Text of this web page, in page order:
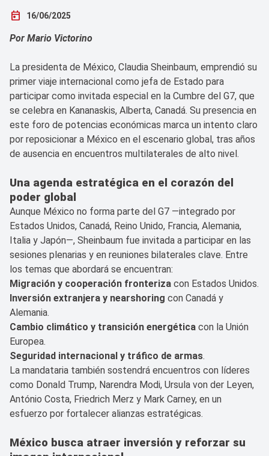
today 16/06/2025
Por Mario Victorino
La presidenta de México, Claudia Sheinbaum, emprendió su
primer viaje internacional como jefa de Estado para
participar como invitada especial en la Cumbre del G7, que
se celebra en Kananaskis, Alberta, Canadá. Su presencia en
este foro de potencias económicas marca un intento claro
por reposicionar a México en el escenario global, tras años
de ausencia en encuentros multilaterales de alto nivel.
Una agenda estratégica en el corazón del
poder global
Aunque México no forma parte del G7 —integrado por
Estados Unidos, Canadá, Reino Unido, Francia, Alemania,
Italia y Japón—, Sheinbaum fue invitada a participar en las
sesiones plenarias y en reuniones bilaterales clave. Entre
los temas que abordará se encuentran:
Migración y cooperación fronteriza con Estados Unidos.
Inversión extranjera y nearshoring con Canadá y
Alemania.
Cambio climático y transición energética con la Unión
Europea.
Seguridad internacional y tráfico de armas.
La mandataria también sostendrá encuentros con líderes
como Donald Trump, Narendra Modi, Ursula von der Leyen,
António Costa, Friedrich Merz y Mark Carney, en un
esfuerzo por fortalecer alianzas estratégicas.
México busca atraer inversión y reforzar su